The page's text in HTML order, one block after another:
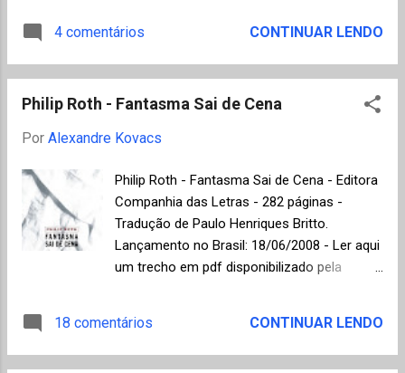
estruturas do poder e suas afiadas imagens
da resistência, rebelião e derrota do
último livro, "O Sonho do Celta", será posto à
Alfaguara. O autor receberá um prêmio no
valor de 10 milhões de coroas suecas (1,5
milhão de dólares). Mario Vargas Llosa é o
sexto escritor latino-americano a receber o
Nobel. de literatura. Antes dele, foram
Asturias (1967), o também chileno Pablo
Márquez (1982) e o mexicano Octavio Paz
4 comentários CONTINUAR LENDO
Philip Roth - Fantasma Sai de Cena
Por Alexandre Kovacs
Philip Roth - Fantasma Sai de Cena - Editora
Companhia das Letras - 282 páginas -
Tradução de Paulo Henriques Britto.
Lançamento no Brasil: 18/06/2008 - Ler aqui
um trecho em pdf disponibilizado pela
o seu alter ego Nathan Zuckerman em um
romance que conta o sofrimento do
18 comentários CONTINUAR LENDO